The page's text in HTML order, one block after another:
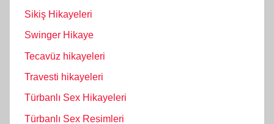
Sikiş Hikayeleri
Swinger Hikaye
Tecavüz hikayeleri
Travesti hikayeleri
Türbanlı Sex Hikayeleri
Türbanlı Sex Resimleri